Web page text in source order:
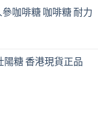
咖啡糖 咖啡糖 耐力
陽糖 香港現貨正品